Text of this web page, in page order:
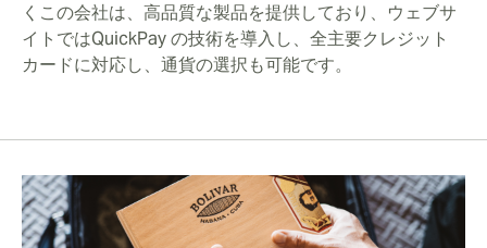
くこの会社は、高品質な製品を提供しており、ウェブサ
イトではQuickPay の技術を導入し、全主要クレジット
カードに対応し、通貨の選択も可能です。